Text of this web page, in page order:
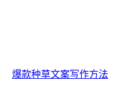
爆款种草文案写作方法